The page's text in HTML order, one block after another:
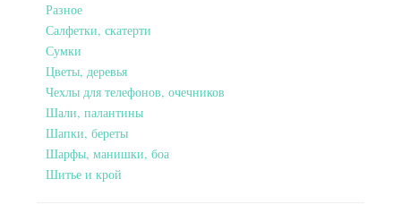
Разное
Салфетки, скатерти
Сумки
Цветы, деревья
Чехлы для телефонов, очечников
Шали, палантины
Шапки, береты
Шарфы, манишки, боа
Шитье и крой